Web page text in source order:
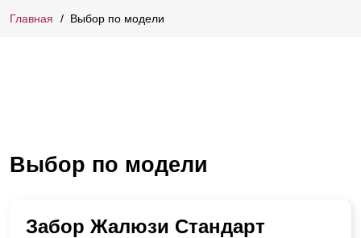
Главная Выбор по модели
Выбор по модели
Забор Жалюзи Стандарт